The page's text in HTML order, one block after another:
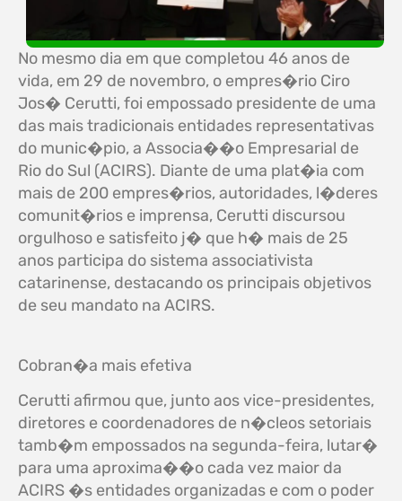
No mesmo dia em que completou 46 anos de
vida, em 29 de novembro, o empres�rio Ciro
Jos� Cerutti, foi empossado presidente de uma
das mais tradicionais entidades representativas
do munic�pio, a Associa��o Empresarial de
Rio do Sul (ACIRS). Diante de uma plat�ia com
mais de 200 empres�rios, autoridades, l�deres
comunit�rios e imprensa, Cerutti discursou
orgulhoso e satisfeito j� que h� mais de 25
anos participa do sistema associativista
catarinense, destacando os principais objetivos
de seu mandato na ACIRS.
Cobran�a mais efetiva
Cerutti afirmou que, junto aos vice-presidentes,
diretores e coordenadores de n�cleos setoriais
tamb�m empossados na segunda-feira, lutar�
para uma aproxima��o cada vez maior da
ACIRS �s entidades organizadas e com o poder